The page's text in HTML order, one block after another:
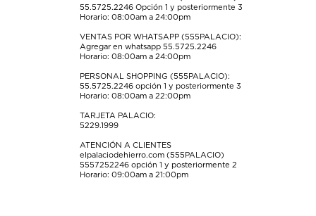
de
de
de
de
envío.
55.5725.2246 Opción 1 y posteriormente 3
Horario: 08:00am a 24:00pm
VENTAS POR WHATSAPP (555PALACIO):
Agregar en whatsapp 55.5725.2246
Horario: 08:00am a 24:00pm
PERSONAL SHOPPING (555PALACIO):
55.5725.2246 opción 1 y posteriormente 3
Horario: 08:00am a 22:00pm
TARJETA PALACIO:
5229.1999
ATENCIÓN A CLIENTES
elpalaciodehierro.com (555PALACIO)
5557252246 opción 1 y posteriormente 2
Horario: 09:00am a 21:00pm